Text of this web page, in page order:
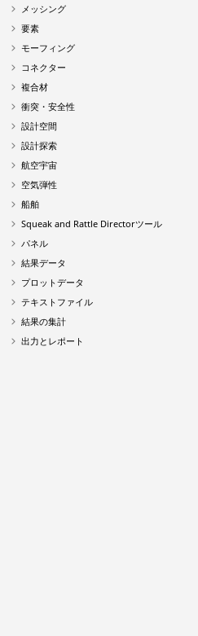
メッシング
要素
モーフィング
コネクター
複合材
衝突・安全性
設計空間
設計探索
航空宇宙
空気弾性
船舶
Squeak and Rattle Directorツール
パネル
結果データ
プロットデータ
テキストファイル
結果の集計
出力とレポート